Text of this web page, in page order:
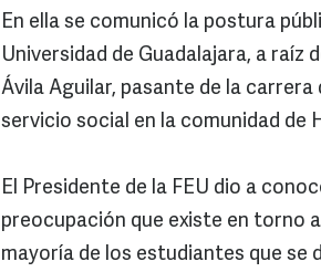
En ella se comunicó la postura
Universidad de Guadalajara, a raíz
Ávila Aguilar, pasante de la
servicio social en la comunidad de
El Presidente de la FEU dio a
preocupación que existe en torno
mayoría de los estudiantes que se